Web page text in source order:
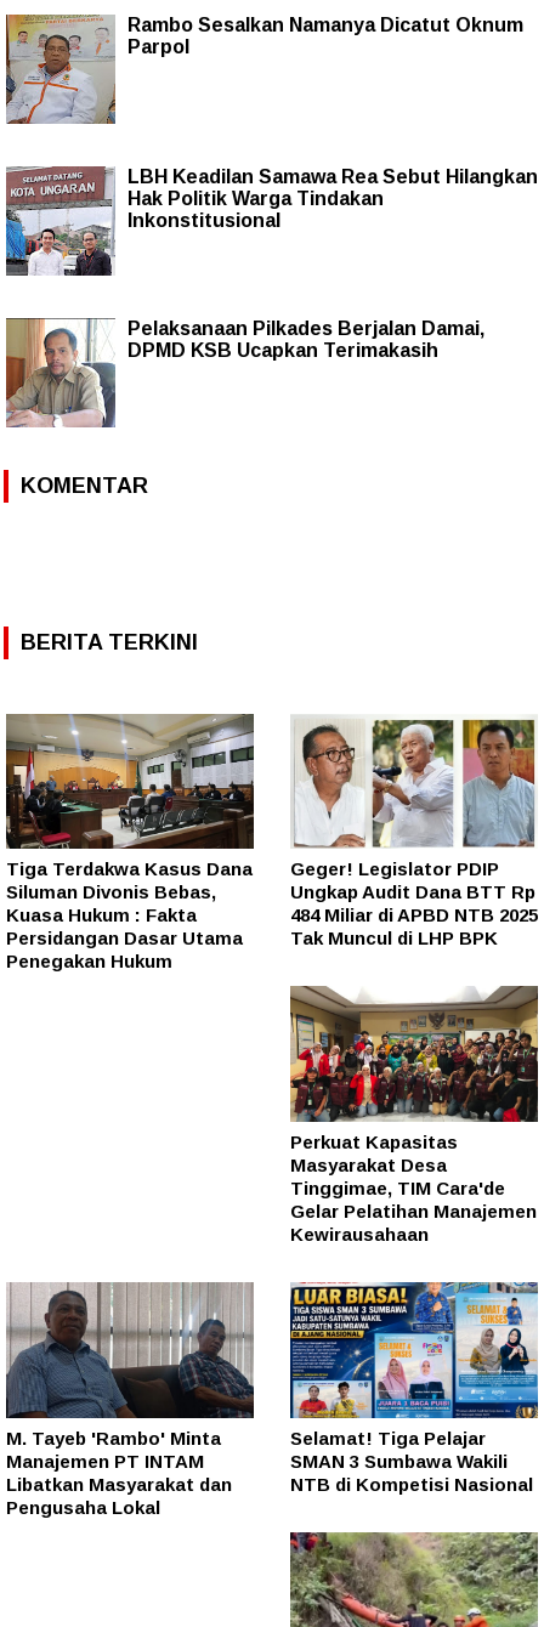
Rambo Sesalkan Namanya Dicatut Oknum
Parpol
LBH Keadilan Samawa Rea Sebut Hilangkan
Hak Politik Warga Tindakan
Inkonstitusional
Pelaksanaan Pilkades Berjalan Damai,
DPMD KSB Ucapkan Terimakasih
KOMENTAR
BERITA TERKINI
Tiga Terdakwa Kasus Dana
Siluman Divonis Bebas,
Kuasa Hukum : Fakta
Persidangan Dasar Utama
Penegakan Hukum
Geger! Legislator PDIP
Ungkap Audit Dana BTT Rp
484 Miliar di APBD NTB 2025
Tak Muncul di LHP BPK
Perkuat Kapasitas
Masyarakat Desa
Tinggimae, TIM Cara'de
Gelar Pelatihan Manajemen
Kewirausahaan
M. Tayeb 'Rambo' Minta
Manajemen PT INTAM
Libatkan Masyarakat dan
Pengusaha Lokal
Selamat! Tiga Pelajar
SMAN 3 Sumbawa Wakili
NTB di Kompetisi Nasional